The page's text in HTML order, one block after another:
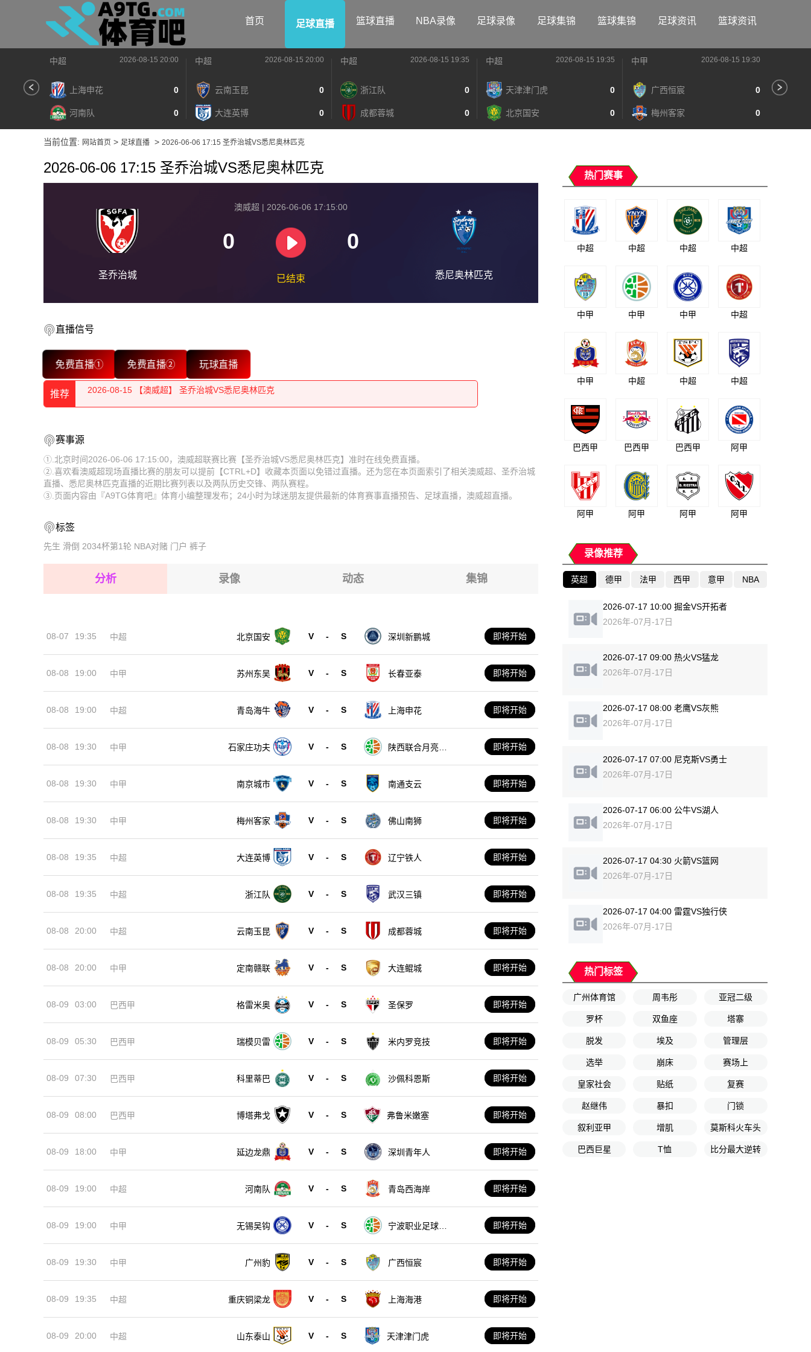
首页 足球直播 篮球直播 NBA录像 足球录像 足球集锦 篮球集锦 足球资讯 篮球资讯
中超 2026-08-15 20:00
上海申花 0
河南队 0
中超 2026-08-15 20:00
云南玉昆 0
大连英博 0
中超 2026-08-15 19:35
浙江队 0
成都蓉城 0
中超 2026-08-15 19:35
天津津门虎 0
北京国安 0
中甲 2026-08-15 19:30
广西恒宸 0
梅州客家 0
当前位置: 网站首页 > 足球直播 > 2026-06-06 17:15 圣乔治城VS悉尼奥林匹克
2026-06-06 17:15 圣乔治城VS悉尼奥林匹克
圣乔治城
澳威超 | 2026-06-06 17:15:00
0 0
已结束 悉尼奥林匹克
直播信号
免费直播① 免费直播② 玩球直播
推荐
2026-08-15 【澳威超】 圣乔治城VS悉尼奥林匹克
2026-08-15 【澳威超】 圣乔治城VS悉尼奥林匹克
2026-08-15 【澳威超】 圣乔治城VS悉尼奥林匹克
2026-08-15 【澳威超】 圣乔治城VS悉尼奥林匹克
2026-08-15 【澳威超】 圣乔治城VS悉尼奥林匹克
2026-08-14 【澳威超】 圣乔治城VS悉尼奥林匹克
2026-08-15 【澳威超】 圣乔治城VS悉尼奥林匹克
2026-08-15 【澳威超】 圣乔治城VS悉尼奥林匹克
2026-08-15 【澳威超】 圣乔治城VS悉尼奥林匹克
2026-08-15 【澳威超】 圣乔治城VS悉尼奥林匹克
2026-08-14 【澳威超】 圣乔治城VS悉尼奥林匹克
赛事源
①.北京时间2026-06-06 17:15:00，澳威超联赛比赛【圣乔治城VS悉尼奥林匹克】准时在线免费直播。
②.喜欢看澳威超现场直播比赛的朋友可以提前【CTRL+D】收藏本页面以免错过直播。还为您在本页面索引了相关澳威超、圣乔治城
直播、悉尼奥林匹克直播的近期比赛列表以及两队历史交锋、两队赛程。
③.页面内容由『A9TG体育吧』体育小编整理发布；24小时为球迷朋友提供最新的体育赛事直播预告、足球直播，澳威超直播。
标签
先生 滑倒 2034杯第1轮 NBA对赌 门户 裤子
分析 录像 动态 集锦
08-07 19:35 中超 北京国安 V - S 深圳新鹏城 即将开始
08-08 19:00 中甲 苏州东吴 V - S 长春亚泰 即将开始
08-08 19:00 中超 青岛海牛 V - S 上海申花 即将开始
08-08 19:30 中甲 石家庄功夫 V - S
陕西联合月亮泊
即将开始
08-08 19:30 中甲 南京城市 V - S 南通支云 即将开始
08-08 19:30 中甲 梅州客家 V - S 佛山南狮 即将开始
08-08 19:35 中超 大连英博 V - S 辽宁铁人 即将开始
08-08 19:35 中超 浙江队 V - S 武汉三镇 即将开始
08-08 20:00 中超 云南玉昆 V - S 成都蓉城 即将开始
08-08 20:00 中甲 定南赣联 V - S 大连鲲城 即将开始
08-09 03:00 巴西甲 格雷米奥 V - S 圣保罗 即将开始
08-09 05:30 巴西甲 瑞模贝雷 V - S 米内罗竞技 即将开始
08-09 07:30 巴西甲 科里蒂巴 V - S 沙佩科恩斯 即将开始
08-09 08:00 巴西甲 博塔弗戈 V - S 弗鲁米嫩塞 即将开始
08-09 18:00 中甲 延边龙鼎 V - S 深圳青年人 即将开始
08-09 19:00 中超 河南队 V - S 青岛西海岸 即将开始
08-09 19:00 中甲 无锡吴钩 V - S
宁波职业足球俱
即将开始
08-09 19:30 中甲 广州豹 V - S 广西恒宸 即将开始
08-09 19:35 中超 重庆铜梁龙 V - S 上海海港 即将开始
08-09 20:00 中超 山东泰山 V - S 天津津门虎 即将开始
热门赛事
中超 中超 中超 中超
中甲 中甲 中甲 中超
中甲 中超 中超 中超
巴西甲 巴西甲 巴西甲 阿甲
阿甲 阿甲 阿甲 阿甲
录像推荐
英超 德甲 法甲 西甲 意甲 NBA
2026-07-17 10:00 掘金VS开拓者
2026年-07月-17日
2026-07-17 09:00 热火VS猛龙
2026年-07月-17日
2026-07-17 08:00 老鹰VS灰熊
2026年-07月-17日
2026-07-17 07:00 尼克斯VS勇士
2026年-07月-17日
2026-07-17 06:00 公牛VS湖人
2026年-07月-17日
2026-07-17 04:30 火箭VS篮网
2026年-07月-17日
2026-07-17 04:00 雷霆VS独行侠
2026年-07月-17日
热门标签
广州体育馆 周韦彤 亚冠二级
罗杯 双鱼座 塔寨
脱发 埃及 管理层
选举 崩床 赛场上
皇家社会 贴纸 复赛
赵继伟 暴扣 门锁
叙利亚甲 增肌 莫斯科火车头
巴西巨星 T恤 比分最大逆转